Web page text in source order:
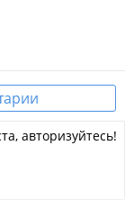
персонала
авторизуйтесь!